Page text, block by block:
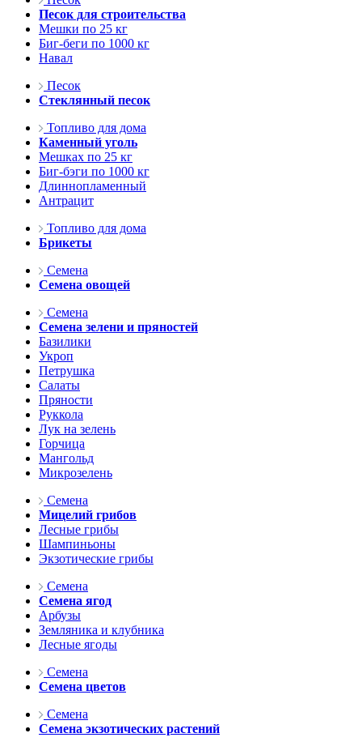
Песок для строительства
Мешки по 25 кг
Биг-беги по 1000 кг
Навал
Песок
Стеклянный песок
Топливо для дома
Каменный уголь
Мешках по 25 кг
Биг-бэги по 1000 кг
Длиннопламенный
Антрацит
Топливо для дома
Брикеты
Семена
Семена овощей
Семена
Семена зелени и пряностей
Базилики
Укроп
Петрушка
Салаты
Пряности
Руккола
Лук на зелень
Горчица
Мангольд
Микрозелень
Семена
Мицелий грибов
Лесные грибы
Шампиньоны
Экзотические грибы
Семена
Семена ягод
Арбузы
Земляника и клубника
Лесные ягоды
Семена
Семена цветов
Семена
Семена экзотических растений